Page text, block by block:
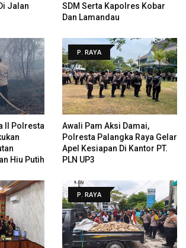
Jalan
SDM Serta Kapolres Kobar
Dan Lamandau
II Polresta
Hiu Putih
P. RAYA
Awali Pam Aksi Damai,
Polresta Palangka Raya Gelar
Apel Kesiapan Di Kantor PT.
PLN UP3
P. RAYA